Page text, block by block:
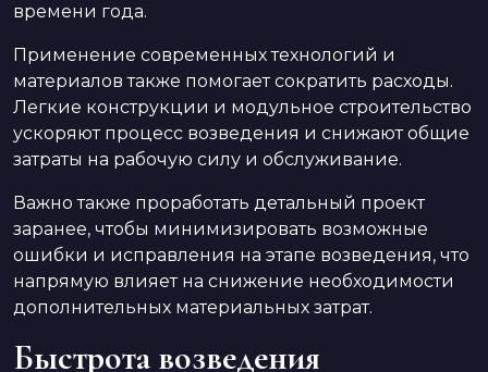
времени года.
Применение современных технологий и
материалов также помогает сократить расходы.
Легкие конструкции и модульное строительство
ускоряют процесс возведения и снижают общие
затраты на рабочую силу и обслуживание.
Важно также проработать детальный проект
заранее, чтобы минимизировать возможные
ошибки и исправления на этапе возведения, что
напрямую влияет на снижение необходимости
дополнительных материальных затрат.
Быстрота возведения